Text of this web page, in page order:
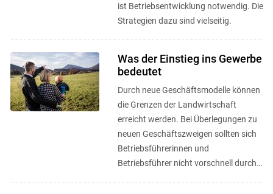
ist Betriebsentwicklung notwendig. Die
Strategien dazu sind vielseitig.
Was der Einstieg ins Gewerbe
bedeutet
Durch neue Geschäftsmodelle können
die Grenzen der Landwirtschaft
erreicht werden. Bei Überlegungen zu
neuen Geschäftszweigen sollten sich
Betriebsführerinnen und
Betriebsführer nicht vorschnell durch